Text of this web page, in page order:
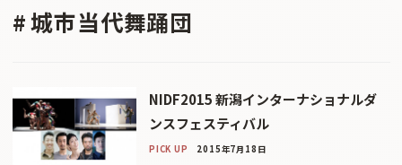
城市当代舞踊団
NIDF2015 新潟インターナショナルダ
ンスフェスティバル
PICK UP 2015年7月18日